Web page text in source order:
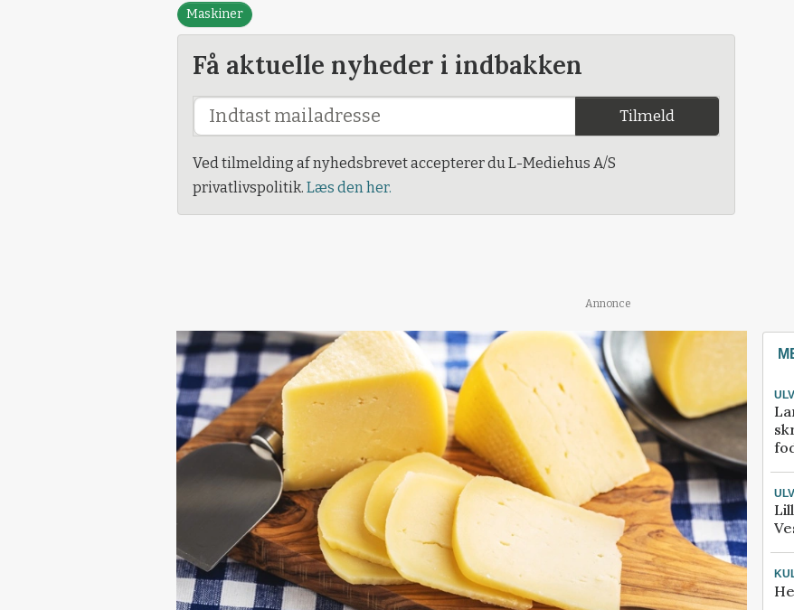
Maskiner
Få aktuelle nyheder i indbakken
Tilmeld
Ved tilmelding af nyhedsbrevet accepterer du L-Mediehus A/S
privatlivspolitik. Læs den her.
Annonce